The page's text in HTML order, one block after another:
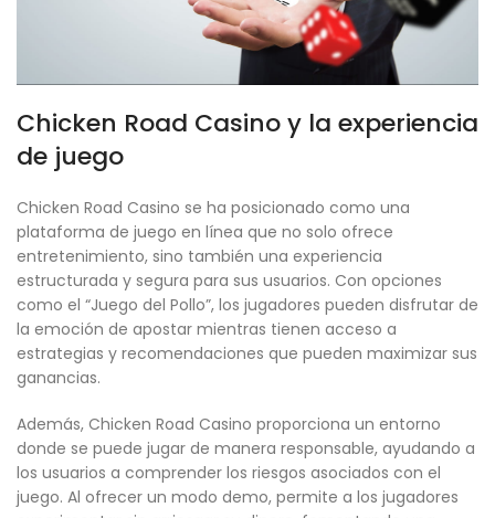
Chicken Road Casino y la experiencia
de juego
Chicken Road Casino se ha posicionado como una
plataforma de juego en línea que no solo ofrece
entretenimiento, sino también una experiencia
estructurada y segura para sus usuarios. Con opciones
como el “Juego del Pollo”, los jugadores pueden disfrutar de
la emoción de apostar mientras tienen acceso a
estrategias y recomendaciones que pueden maximizar sus
ganancias.
Además, Chicken Road Casino proporciona un entorno
donde se puede jugar de manera responsable, ayudando a
los usuarios a comprender los riesgos asociados con el
juego. Al ofrecer un modo demo, permite a los jugadores